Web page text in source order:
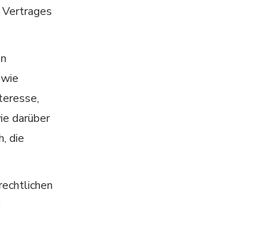
darüber
die